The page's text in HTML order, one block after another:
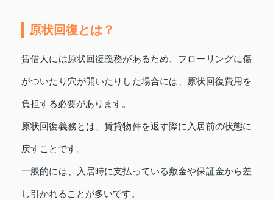
原状回復とは？
賃借人には原状回復義務があるため、フローリングに傷
がついたり穴が開いたりした場合には、原状回復費用を
負担する必要があります。
原状回復義務とは、賃貸物件を返す際に入居前の状態に
戻すことです。
一般的には、入居時に支払っている敷金や保証金から差
し引かれることが多いです。